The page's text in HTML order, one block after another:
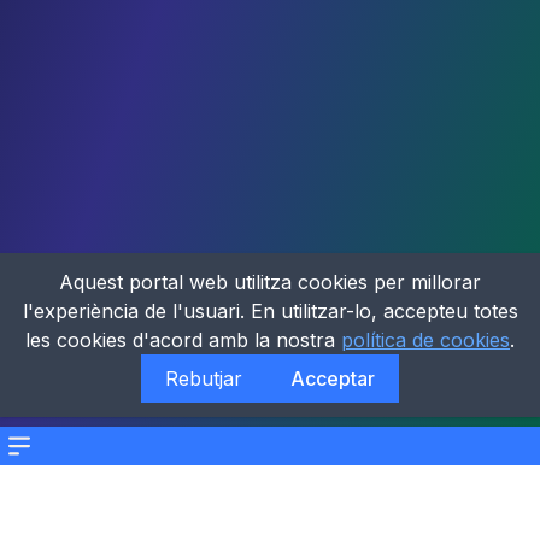
Menu
Aquest portal web utilitza cookies per millorar
l'experiència de l'usuari. En utilitzar-lo, accepteu totes
les cookies d'acord amb la nostra política de cookies.
Rebutjar
Acceptar